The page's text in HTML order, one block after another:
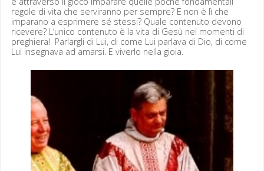
regole di vita che servi­ran­no per sem­pre? E non è lì che
impara­no a esprimere sé stes­si? Quale con­tenu­to devono
rice­vere? L’unico con­tenu­to è la vita di Gesù nei momen­ti di
preghiera! Par­largli di Lui, di come Lui parla­va di Dio, di come
Lui inseg­na­va ad amar­si. E viver­lo nel­la gioia.